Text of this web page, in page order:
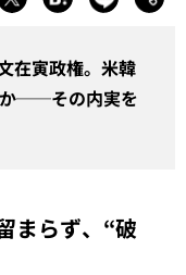
在寅政権。米韓
か──その内実を
まらず、“破